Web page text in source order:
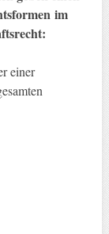
im
einer